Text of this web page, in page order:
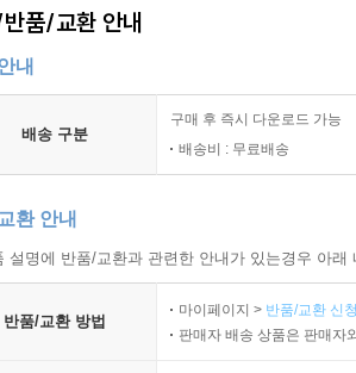
품/교환 안내
내
배송 구분
구매 후 즉시 다운로드 가능
배송비 : 무료배송
환 안내
설명에 반품/교환과 관련한 안내가 있는경우 아
반품/교환 방법
마이페이지 > 반품/교환 신
판매자 배송 상품은 판매자